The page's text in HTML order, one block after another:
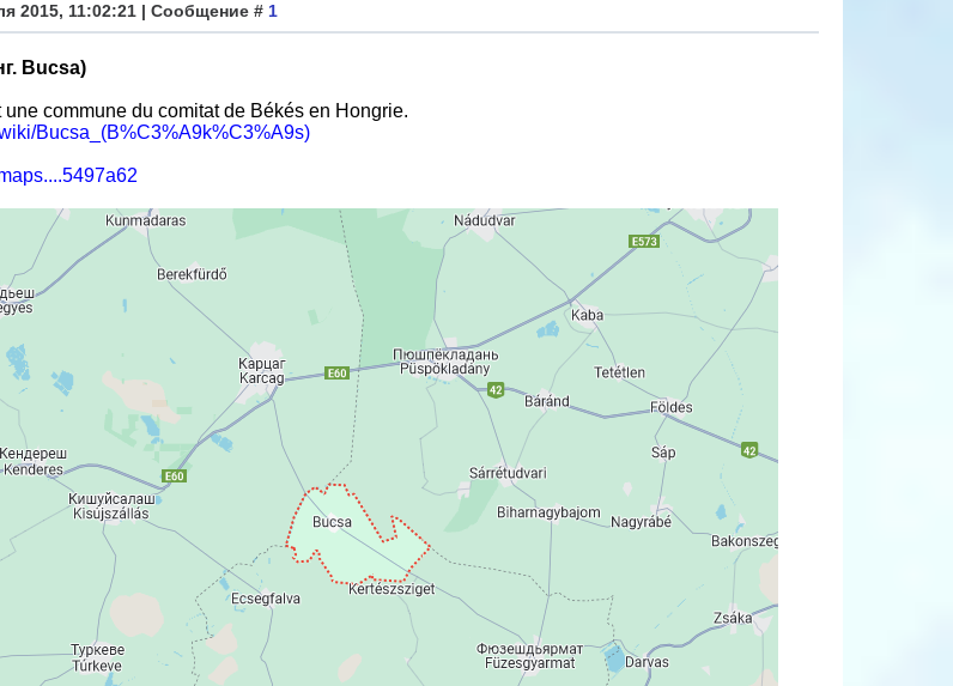
2015, 11:02:21 | Сообщение # 1
Bucsa)
commune du comitat de Békés en Hongrie.
Bucsa_(B%C3%A9k%C3%A9s)